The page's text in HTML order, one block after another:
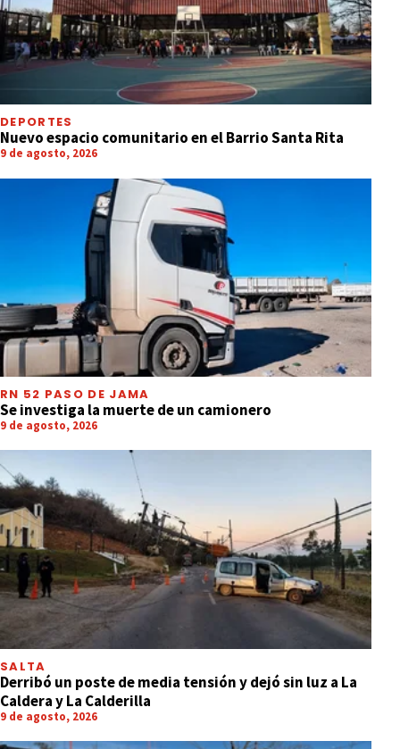
DEPORTES
Nuevo espacio comunitario en el Barrio Santa Rita
9 de agosto, 2026
RN 52 PASO DE JAMA
Se investiga la muerte de un camionero
9 de agosto, 2026
SALTA
Derribó un poste de media tensión y dejó sin luz a La
Caldera y La Calderilla
9 de agosto, 2026